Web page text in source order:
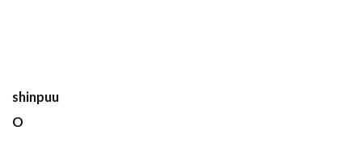
shinpuu
O